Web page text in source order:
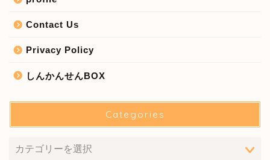
Contact Us
Privacy Policy
しんかんせんBOX
Categories